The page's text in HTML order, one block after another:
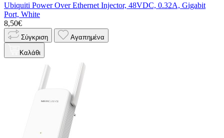
Ubiquiti Power Over Ethernet Injector, 48VDC, 0.32A, Gigabit
Port, White
8,50€
Σύγκριση Αγαπημένα
Καλάθι